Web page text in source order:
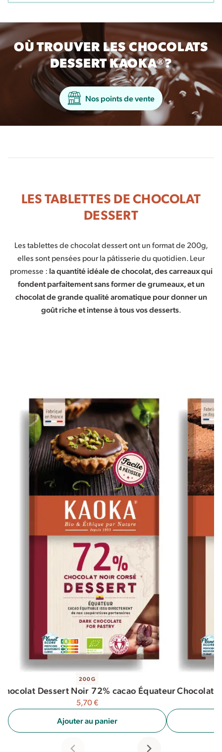
OÙ TROUVER LES CHOCOLATS
DESSERT KAOKA®?
Nos points de vente
LES TABLETTES DE CHOCOLAT
DESSERT
Les tablettes de chocolat dessert ont un format de 200g,
elles sont pensées pour la pâtisserie du quotidien. Leur
promesse : la quantité idéale de chocolat, des carreaux qui
fondent parfaitement sans former de grumeaux, et un
chocolat de grande qualité aromatique pour donner un
goût riche et intense à tous vos desserts.
200G
Dessert Noir 72% cacao Équateur
5,70€
Ajouter au panier
Chocolat